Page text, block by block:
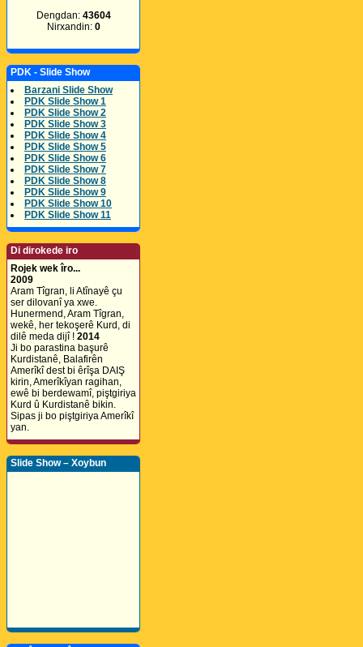
Dengdan: 43604
Nirxandin: 0
PDK - Slide Show
Barzani Slide Show
PDK Slide Show 1
PDK Slide Show 2
PDK Slide Show 3
PDK Slide Show 4
PDK Slide Show 5
PDK Slide Show 6
PDK Slide Show 7
PDK Slide Show 8
PDK Slide Show 9
PDK Slide Show 10
PDK Slide Show 11
Di dirokede iro
Rojek wek îro...
2009
Aram Tîgran, li Atînayê çu
ser dilovanî ya xwe.
Hunermend, Aram Tîgran,
wekê, her tekoşerê Kurd, di
dilê meda dijî ! 2014
Ji bo parastina başurê
Kurdistanê, Balafirên
Amerîkî dest bi êrîşa DAIŞ
kirin, Amerîkîyan ragihan,
ewê bi berdewamî, piştgiriya
Kurd û Kurdistanê bikin.
Sipas ji bo piştgiriya Amerîkî
yan.
Slide Show – Xoybun